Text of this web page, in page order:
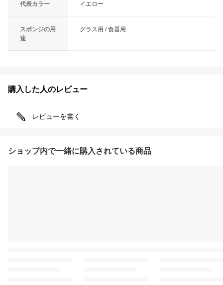
代表カラー イエロー
スポンジの用
途
グラス用 / 食器用
購入した人のレビュー
レビューを書く
ショップ内で一緒に購入されている商品